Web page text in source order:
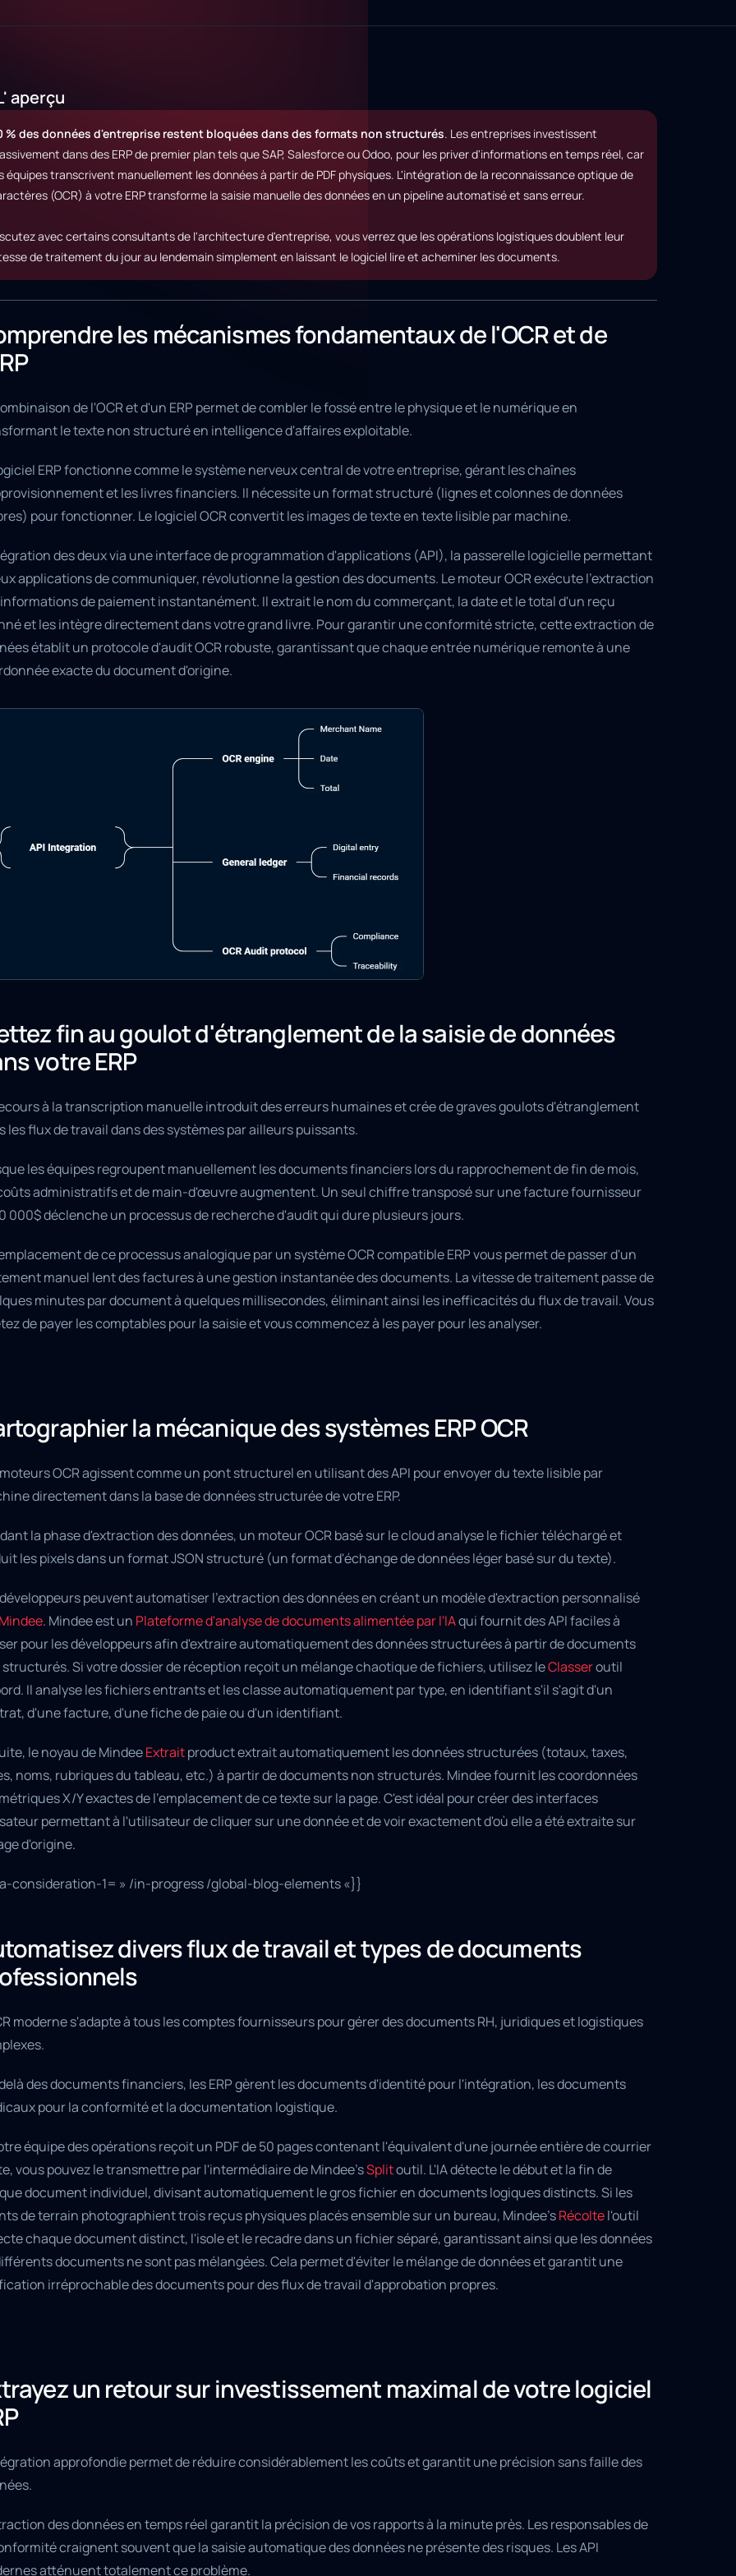
aperçu
% des données d'entreprise restent bloquées dans des formats non structurés. Les entreprises investissent
dans des ERP de premier plan tels que SAP, Salesforce ou Odoo, pour les priver d'informations en temps réel, car
équipes transcrivent manuellement les données à partir de PDF physiques. L'intégration de la reconnaissance optique de
(OCR) à votre ERP transforme la saisie manuelle des données en un pipeline automatisé et sans erreur.
avec certains consultants de l'architecture d'entreprise, vous verrez que les opérations logistiques doublent leur
de traitement du jour au lendemain simplement en laissant le logiciel lire et acheminer les documents.
les mécanismes fondamentaux de l'OCR et de
de l'OCR et d'un ERP permet de combler le fossé entre le physique et le numérique en
le texte non structuré en intelligence d'affaires exploitable.
ERP fonctionne comme le système nerveux central de votre entreprise, gérant les chaînes
et les livres financiers. Il nécessite un format structuré (lignes et colonnes de données
pour fonctionner. Le logiciel OCR convertit les images de texte en texte lisible par machine.
des deux via une interface de programmation d'applications (API), la passerelle logicielle permettant
applications de communiquer, révolutionne la gestion des documents. Le moteur OCR exécute l'extraction
de paiement instantanément. Il extrait le nom du commerçant, la date et le total d'un reçu
et les intègre directement dans votre grand livre. Pour garantir une conformité stricte, cette extraction de
établit un protocole d'audit OCR robuste, garantissant que chaque entrée numérique remonte à une
exacte du document d'origine.
fin au goulot d'étranglement de la saisie de données
votre ERP
à la transcription manuelle introduit des erreurs humaines et crée de graves goulots d'étranglement
les flux de travail dans des systèmes par ailleurs puissants.
les équipes regroupent manuellement les documents financiers lors du rapprochement de fin de mois,
administratifs et de main-d'œuvre augmentent. Un seul chiffre transposé sur une facture fournisseur
000$ déclenche un processus de recherche d'audit qui dure plusieurs jours.
de ce processus analogique par un système OCR compatible ERP vous permet de passer d'un
manuel lent des factures à une gestion instantanée des documents. La vitesse de traitement passe de
minutes par document à quelques millisecondes, éliminant ainsi les inefficacités du flux de travail. Vous
de payer les comptables pour la saisie et vous commencez à les payer pour les analyser.
la mécanique des systèmes ERP OCR
OCR agissent comme un pont structurel en utilisant des API pour envoyer du texte lisible par
directement dans la base de données structurée de votre ERP.
la phase d'extraction des données, un moteur OCR basé sur le cloud analyse le fichier téléchargé et
les pixels dans un format JSON structuré (un format d'échange de données léger basé sur du texte).
peuvent automatiser l'extraction des données en créant un modèle d'extraction personnalisé
Mindee. Mindee est un Plateforme d'analyse de documents alimentée par l'IAqui fournit des API faciles à
pour les développeurs afin d'extraire automatiquement des données structurées à partir de documents
Si votre dossier de réception reçoit un mélange chaotique de fichiers, utilisez leClasseroutil
Il analyse les fichiers entrants et les classe automatiquement par type, en identifiant s'il s'agit d'un
d'une facture, d'une fiche de paie ou d'un identifiant.
le noyau de MindeeExtraitproduct extrait automatiquement les données structurées (totaux, taxes,
noms, rubriques du tableau, etc.) à partir de documents non structurés. Mindee fournit les coordonnées
X/Y exactes de l'emplacement de ce texte sur la page. C'est idéal pour créer des interfaces
permettant à l'utilisateur de cliquer sur une donnée et de voir exactement d'où elle a été extraite sur
d'origine.
consideration-1= » /in-progress /global-blog-elements «}}
divers flux de travail et types de documents
moderne s'adapte à tous les comptes fournisseurs pour gérer des documents RH, juridiques et logistiques
des documents financiers, les ERP gèrent les documents d'identité pour l'intégration, les documents
pour la conformité et la documentation logistique.
équipe des opérations reçoit un PDF de 50 pages contenant l'équivalent d'une journée entière de courrier
vous pouvez le transmettre par l'intermédiaire de Mindee'sSplitoutil. L'IA détecte le début et la fin de
document individuel, divisant automatiquement le gros fichier en documents logiques distincts. Si les
de terrain photographient trois reçus physiques placés ensemble sur un bureau, Mindee'sRécoltel'outil
chaque document distinct, l'isole et le recadre dans un fichier séparé, garantissant ainsi que les données
documents ne sont pas mélangées. Cela permet d'éviter le mélange de données et garantit une
irréprochable des documents pour des flux de travail d'approbation propres.
un retour sur investissement maximal de votre logiciel
approfondie permet de réduire considérablement les coûts et garantit une précision sans faille des
des données en temps réel garantit la précision de vos rapports à la minute près. Les responsables de
craignent souvent que la saisie automatique des données ne présente des risques. Les API
atténuent totalement ce problème.